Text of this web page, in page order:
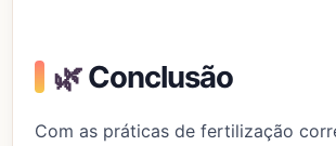
🌿Conclusão
Com as práticas de fertilização